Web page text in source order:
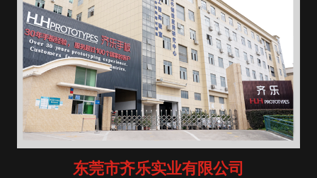
东莞市齐乐实业有限公司